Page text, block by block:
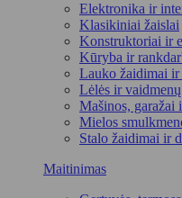
Elektronika ir
Klasikiniai žaislai
Konstruktoriai ir
Kūryba ir
Lauko žaidimai ir
Lėlės ir
Mašinos, garažai
Mielos
Stalo žaidimai ir
Maitinimas